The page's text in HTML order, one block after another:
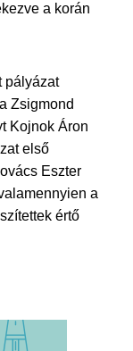
a korán
pályázat
Zsigmond
Kojnok Áron
első
Eszter
a
értő